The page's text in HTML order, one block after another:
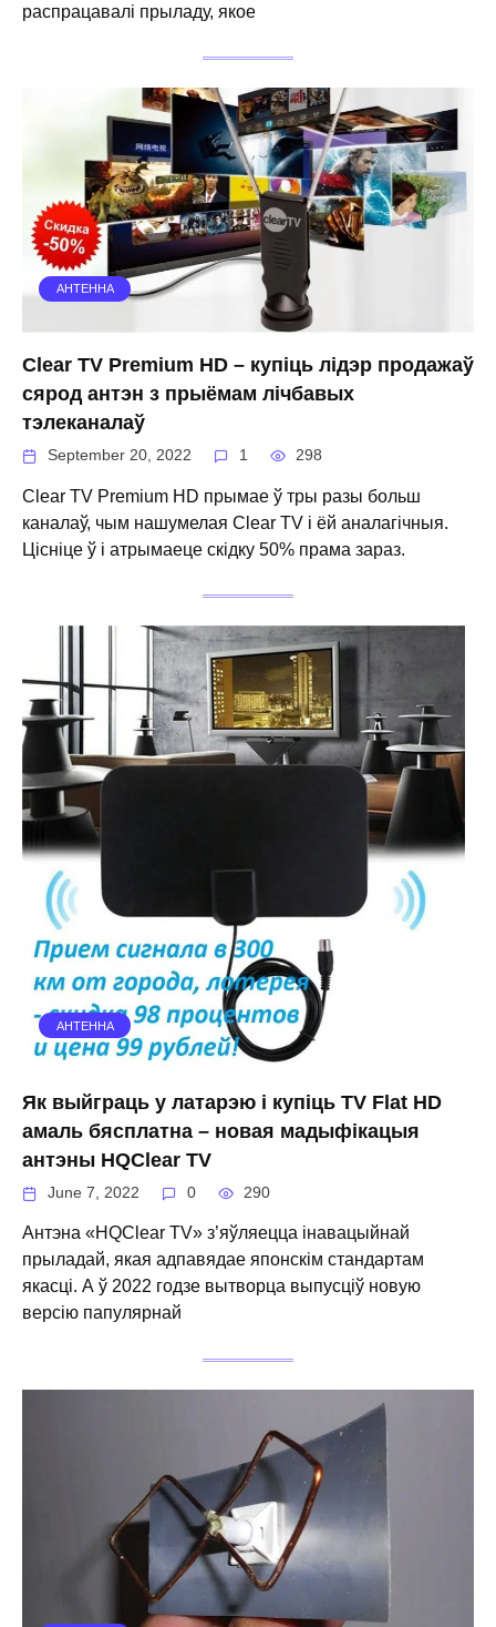
распрацавалі прыладу, якое
АНТЕННА
Clear TV Premium HD – купіць лідэр продажаў
сярод антэн з прыёмам лічбавых
тэлеканалаў
September 20, 2022 1 298
Clear TV Premium HD прымае ў тры разы больш
каналаў, чым нашумелая Clear TV і ёй аналагічныя.
Цісніце ў і атрымаеце скідку 50% прама зараз.
АНТЕННА
Як выйграць у латарэю і купіць TV Flat HD
амаль бясплатна – новая мадыфікацыя
антэны HQClear TV
June 7, 2022 0 290
Антэна «HQClear TV» з’яўляецца інавацыйнай
прыладай, якая адпавядае японскім стандартам
якасці. А ў 2022 годзе вытворца выпусціў новую
версію папулярнай